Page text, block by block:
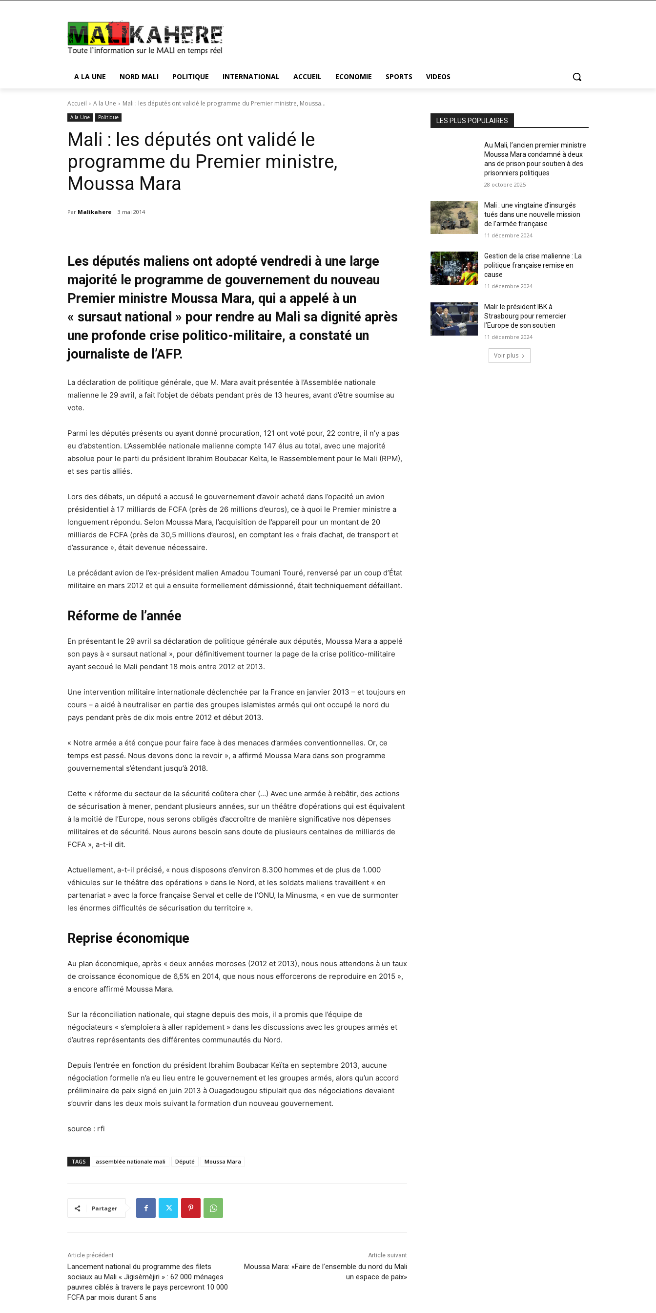
A LA UNE NORD MALI POLITIQUE INTERNATIONAL ACCUEIL ECONOMIE SPORTS VIDEOS
Accueil A la Une Mali : les députés ont validé le programme du Premier ministre, Moussa...
A la Une Politique
Mali : les députés ont validé le
programme du Premier ministre,
Moussa Mara
Par Malikahere 3 mai 2014
Les députés maliens ont adopté vendredi à une large
majorité le programme de gouvernement du nouveau
Premier ministre Moussa Mara, qui a appelé à un
« sursaut national » pour rendre au Mali sa dignité après
une profonde crise politico-militaire, a constaté un
journaliste de l’AFP.
La déclaration de politique générale, que M. Mara avait présentée à l’Assemblée nationale
malienne le 29 avril, a fait l’objet de débats pendant près de 13 heures, avant d’être soumise au
vote.
Parmi les députés présents ou ayant donné procuration, 121 ont voté pour, 22 contre, il n’y a pas
eu d’abstention. L’Assemblée nationale malienne compte 147 élus au total, avec une majorité
absolue pour le parti du président Ibrahim Boubacar Keïta, le Rassemblement pour le Mali (RPM),
et ses partis alliés.
Lors des débats, un député a accusé le gouvernement d’avoir acheté dans l’opacité un avion
présidentiel à 17 milliards de FCFA (près de 26 millions d’euros), ce à quoi le Premier ministre a
longuement répondu. Selon Moussa Mara, l’acquisition de l’appareil pour un montant de 20
milliards de FCFA (près de 30,5 millions d’euros), en comptant les « frais d’achat, de transport et
d’assurance », était devenue nécessaire.
Le précédant avion de l’ex-président malien Amadou Toumani Touré, renversé par un coup d’État
militaire en mars 2012 et qui a ensuite formellement démissionné, était techniquement défaillant.
Réforme de l’année
En présentant le 29 avril sa déclaration de politique générale aux députés, Moussa Mara a appelé
son pays à « sursaut national », pour définitivement tourner la page de la crise politico-militaire
ayant secoué le Mali pendant 18 mois entre 2012 et 2013.
Une intervention militaire internationale déclenchée par la France en janvier 2013 – et toujours en
cours – a aidé à neutraliser en partie des groupes islamistes armés qui ont occupé le nord du
pays pendant près de dix mois entre 2012 et début 2013.
« Notre armée a été conçue pour faire face à des menaces d’armées conventionnelles. Or, ce
temps est passé. Nous devons donc la revoir », a affirmé Moussa Mara dans son programme
gouvernemental s’étendant jusqu’à 2018.
Cette « réforme du secteur de la sécurité coûtera cher (…) Avec une armée à rebâtir, des actions
de sécurisation à mener, pendant plusieurs années, sur un théâtre d’opérations qui est équivalent
à la moitié de l’Europe, nous serons obligés d’accroître de manière significative nos dépenses
militaires et de sécurité. Nous aurons besoin sans doute de plusieurs centaines de milliards de
FCFA », a-t-il dit.
Actuellement, a-t-il précisé, « nous disposons d’environ 8.300 hommes et de plus de 1.000
véhicules sur le théâtre des opérations » dans le Nord, et les soldats maliens travaillent « en
partenariat » avec la force française Serval et celle de l’ONU, la Minusma, « en vue de surmonter
les énormes difficultés de sécurisation du territoire ».
Reprise économique
Au plan économique, après « deux années moroses (2012 et 2013), nous nous attendons à un taux
de croissance économique de 6,5% en 2014, que nous nous efforcerons de reproduire en 2015 »,
a encore affirmé Moussa Mara.
Sur la réconciliation nationale, qui stagne depuis des mois, il a promis que l’équipe de
négociateurs « s’emploiera à aller rapidement » dans les discussions avec les groupes armés et
d’autres représentants des différentes communautés du Nord.
Depuis l’entrée en fonction du président Ibrahim Boubacar Keïta en septembre 2013, aucune
négociation formelle n’a eu lieu entre le gouvernement et les groupes armés, alors qu’un accord
préliminaire de paix signé en juin 2013 à Ouagadougou stipulait que des négociations devaient
s’ouvrir dans les deux mois suivant la formation d’un nouveau gouvernement.
source : rfi
TAGS assemblée nationale mali Député Moussa Mara
Partager
Article précédent
Lancement national du programme des filets
sociaux au Mali « Jigisèmèjiri » : 62 000 ménages
pauvres ciblés à travers le pays percevront 10 000
FCFA par mois durant 5 ans
Article suivant
Moussa Mara: «Faire de l’ensemble du nord du Mali
un espace de paix»
LES PLUS POPULAIRES
Au Mali, l’ancien premier ministre
Moussa Mara condamné à deux
ans de prison pour soutien à des
prisonniers politiques
28 octobre 2025
Mali : une vingtaine d’insurgés
tués dans une nouvelle mission
de l’armée française
11 décembre 2024
Gestion de la crise malienne : La
politique française remise en
cause
11 décembre 2024
Mali: le président IBK à
Strasbourg pour remercier
l’Europe de son soutien
11 décembre 2024
Voir plus